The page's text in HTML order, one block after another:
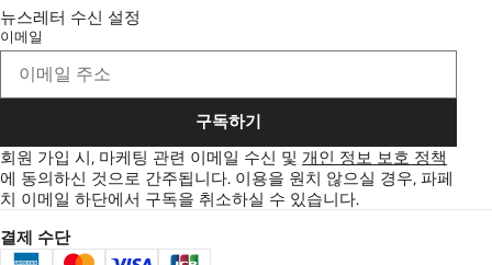
뉴스레터 수신 설정
이메일
구독하기
회원 가입 시, 마케팅 관련 이메일 수신 및 개인 정보 보호 정책
에 동의하신 것으로 간주됩니다. 이용을 원치 않으실 경우, 파페
치 이메일 하단에서 구독을 취소하실 수 있습니다.
결제 수단